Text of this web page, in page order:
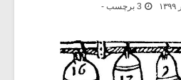
3 برچسب -